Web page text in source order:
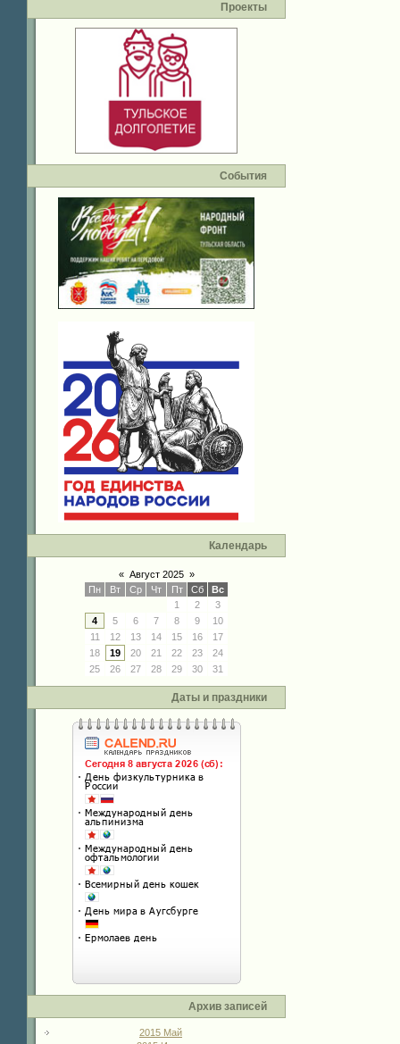
Проекты
События
Календарь
« Август 2025 »
Пн
Вт Ср Чт Пт Сб
Вс
1
2
3
4
5 6 7 8 9
10
11
12 13 14 15 16
17
18
19 20 21 22 23
24
25
26 27 28 29 30 31
Даты и праздники
Архив записей
2015 Май